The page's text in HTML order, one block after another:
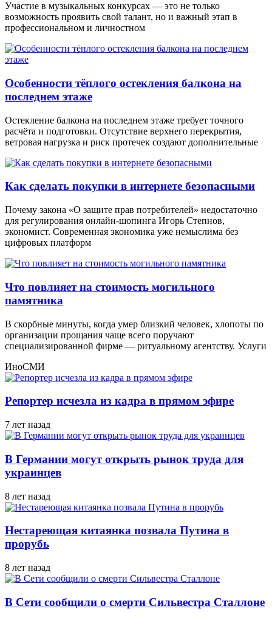
Участие в музыкальных конкурсах — это не только
возможность проявить свой талант, но и важный этап в
профессиональном и личностном
Особенности тёплого остекления балкона на
последнем этаже
Остекление балкона на последнем этаже требует точного
расчёта и подготовки. Отсутствие верхнего перекрытия,
ветровая нагрузка и риск протечек создают дополнительные
Как сделать покупки в интернете безопасными
Почему закона «О защите прав потребителей» недостаточно
для регулирования онлайн-шопинга Игорь Степнов,
экономист. Современная экономика уже немыслима без
цифровых платформ
Что повлияет на стоимость могильного
памятника
В скорбные минуты, когда умер близкий человек, хлопоты по
организации прощания чаще всего поручают
специализированной фирме — ритуальному агентству. Услуги
ИноСМИ
Репортер исчезла из кадра в прямом эфире
7 лет назад
В Германии могут открыть рынок труда для
украинцев
8 лет назад
Нестареющая китаянка позвала Путина в
прорубь
8 лет назад
В Сети сообщили о смерти Сильвестра Сталлоне